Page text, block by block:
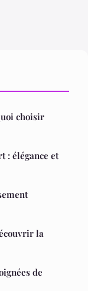
choisir
: élégance et
la
de